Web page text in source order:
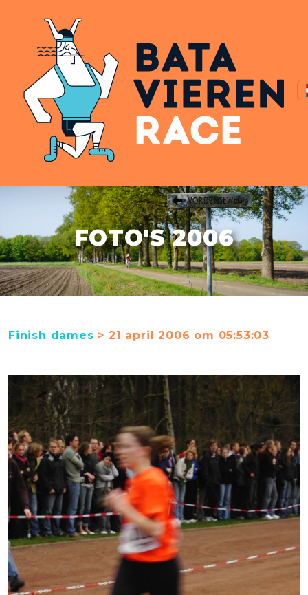
FOTO'S 2006
Finish dames > 21 april 2006 om 05:53:03